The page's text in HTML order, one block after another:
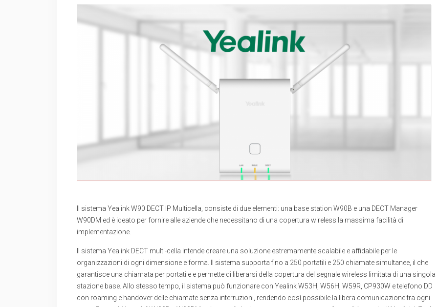
Il sistema Yealink W90 DECT IP Multicella, consiste di due elementi: una base station W90B e una DECT Manager
W90DM ed è ideato per fornire alle aziende che necessitano di una copertura wireless la massima facilità di
implementazione.
Il sistema Yealink DECT multi-cella intende creare una soluzione estremamente scalabile e affidabile per le
organizzazioni di ogni dimensione e forma. Il sistema supporta fino a 250 portatili e 250 chiamate simultanee, il che
garantisce una chiamata per portatile e permette di liberarsi della copertura del segnale wireless limitata di una singola
stazione base. Allo stesso tempo, il sistema può funzionare con Yealink W53H, W56H, W59R, CP930W e telefono DD
con roaming e handover delle chiamate senza interruzioni, rendendo così possibile la libera comunicazione tra ogni